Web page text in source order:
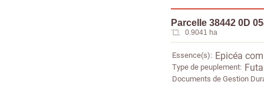
Parcelle 38442 0D
0.9041 ha
Essence(s) Epicéa
Type de peuplement
Documents de Gestion